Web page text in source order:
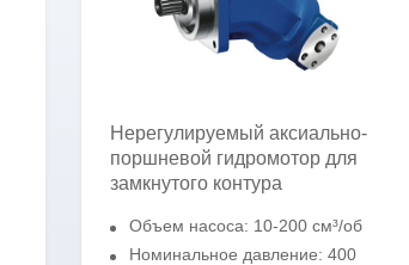
Нерегулируемый аксиально-
поршневой гидромотор для
замкнутого контура
Объем насоса: 10-200 см³/об
Номинальное давление: 400